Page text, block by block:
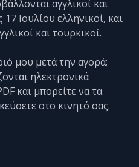
αγγλικοί και
17 Ιουλίου ελληνικοί, και
και τουρκικοί.
μου μετά την αγορά;
ηλεκτρονικά
και μπορείτε να τα
στο κινητό σας.